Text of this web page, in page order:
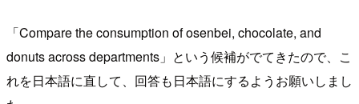
「Compare the consumption of osenbei, chocolate, and
donuts across departments」という候補がでてきたので、こ
れを日本語に直して、回答も日本語にするようお願いしまし